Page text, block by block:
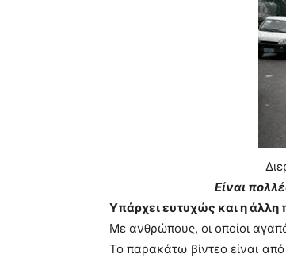
Είναι
Υπάρχει ευτυχώς και η άλλη
Με ανθρώπους, οι οποίοι
Το παρακάτω βίντεο είναι